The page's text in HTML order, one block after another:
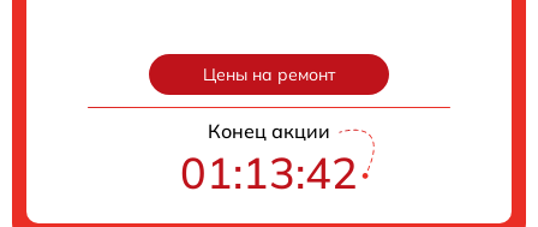
Цены на ремонт
Конец акции
01:13:41